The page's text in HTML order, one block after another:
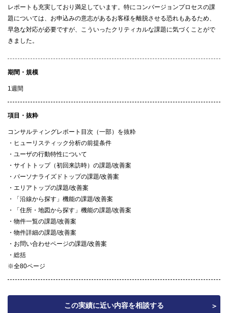
レポートも充実しており満足しています。特にコンバージョンプロセスの課
題については、お申込みの意志があるお客様を離脱させる恐れもあるため、
早急な対応が必要ですが、こういったクリティカルな課題に気づくことがで
きました。
期間・規模
1週間
項目・抜粋
コンサルティングレポート目次（一部）を抜粋
ヒューリスティック分析の前提条件
ユーザの行動特性について
サイトトップ（初回来訪時）の課題/改善案
パーソナライズドトップの課題/改善案
エリアトップの課題/改善案
「沿線から探す」機能の課題/改善案
「住所・地図から探す」機能の課題/改善案
物件一覧の課題/改善案
物件詳細の課題/改善案
お問い合わせページの課題/改善案
総括
※全80ページ
この実績に近い内容を相談する